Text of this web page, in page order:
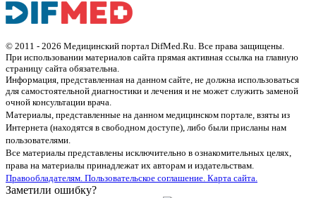
© 2011 - 2026 Медицинский портал DifMed.Ru. Все права защищены.
При использовании материалов сайта прямая активная ссылка на главную
страницу сайта обязательна.
Информация, представленная на данном сайте, не должна использоваться
для самостоятельной диагностики и лечения и не может служить заменой
очной консультации врача.
Материалы, представленные на данном медицинском портале, взяты из
Интернета (находятся в свободном доступе), либо были присланы нам
пользователями.
Все материалы представлены исключительно в ознакомительных целях,
права на материалы принадлежат их авторам и издательствам.
Правообладателям. Пользовательское соглашение. Карта сайта.
Заметили ошибку?